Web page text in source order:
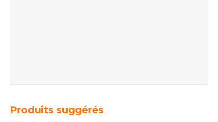
Produits suggérés